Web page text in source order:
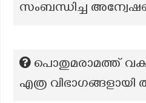
സംബന്ധിച്ച
പൊതുമരാമത്ത്
എത്ര വിഭാഗങ്ങളായി